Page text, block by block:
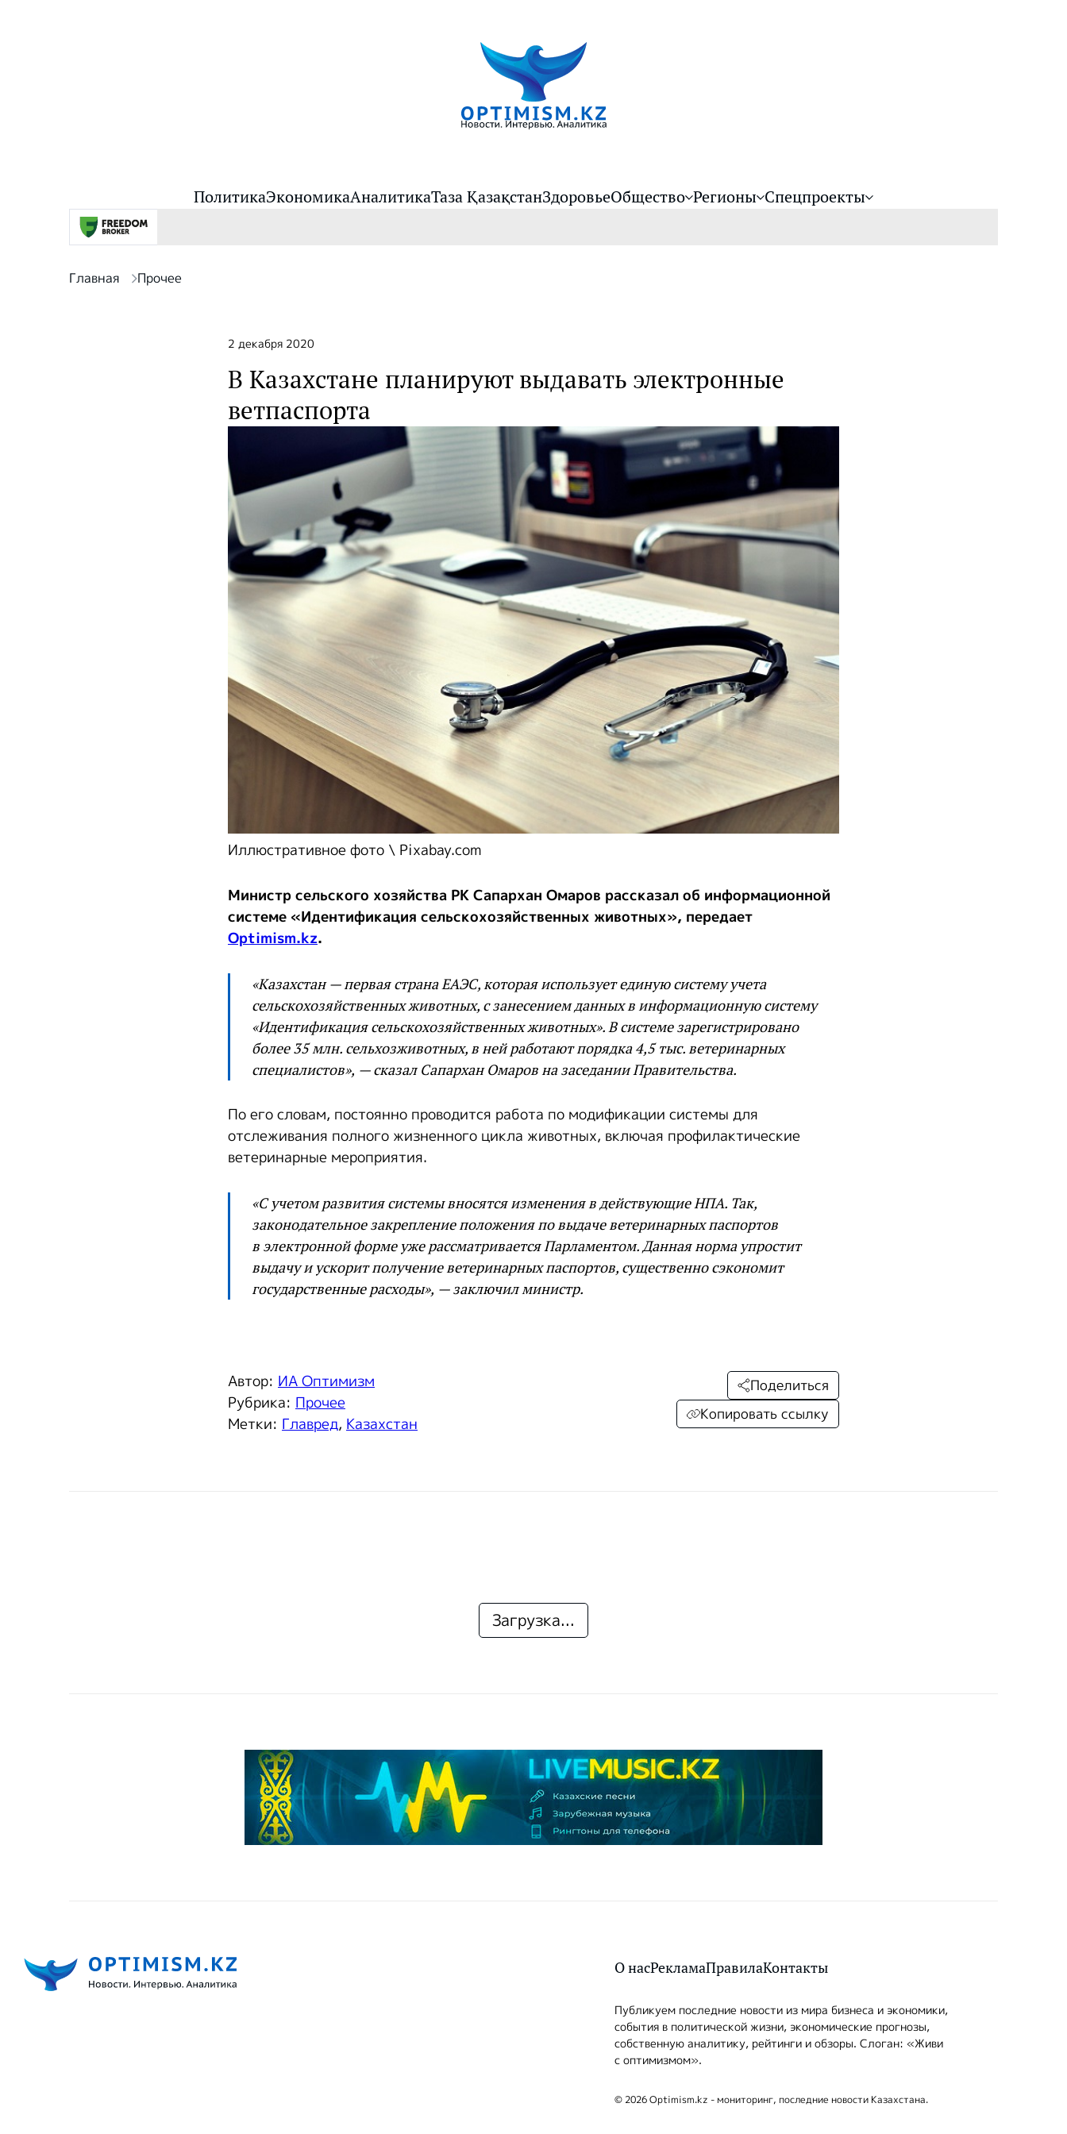
ПолитикаЭкономикаАналитикаТаза ҚазақстанЗдоровьеОбщество Регионы Спецпроекты
Главная Прочее
2 декабря 2020
В Казахстане планируют выдавать электронные
ветпаспорта
Иллюстративное фото \ Pixabay.com
Министр сельского хозяйства РК Сапархан Омаров рассказал об информационной
системе «Идентификация сельскохозяйственных животных», передает
Optimism.kz.
«Казахстан — первая страна ЕАЭС, которая использует единую систему учета
сельскохозяйственных животных, с занесением данных в информационную систему
«Идентификация сельскохозяйственных животных». В системе зарегистрировано
более 35 млн. сельхозживотных, в ней работают порядка 4,5 тыс. ветеринарных
специалистов», — сказал Сапархан Омаров на заседании Правительства.
По его словам, постоянно проводится работа по модификации системы для
отслеживания полного жизненного цикла животных, включая профилактические
ветеринарные мероприятия.
«С учетом развития системы вносятся изменения в действующие НПА. Так,
законодательное закрепление положения по выдаче ветеринарных паспортов
в электронной форме уже рассматривается Парламентом. Данная норма упростит
выдачу и ускорит получение ветеринарных паспортов, существенно сэкономит
государственные расходы», — заключил министр.
Автор: ИА Оптимизм
Рубрика: Прочее
Метки: Главред, Казахстан
Поделиться
Копировать ссылку
Загрузка...
О насРекламаПравилаКонтакты
Публикуем последние новости из мира бизнеса и экономики,
события в политической жизни, экономические прогнозы,
собственную аналитику, рейтинги и обзоры. Слоган: «Живи
с оптимизмом».
© 2026 Optimism.kz - мониторинг, последние новости Казахстана.